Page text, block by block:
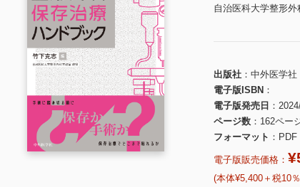
自治医科大学整形
出版社
中外医学社
電子版ISBN
電子版発売日
ページ数
162ペー
フォーマット
PDF
電子版販売価格：
(本体¥5,400＋税10